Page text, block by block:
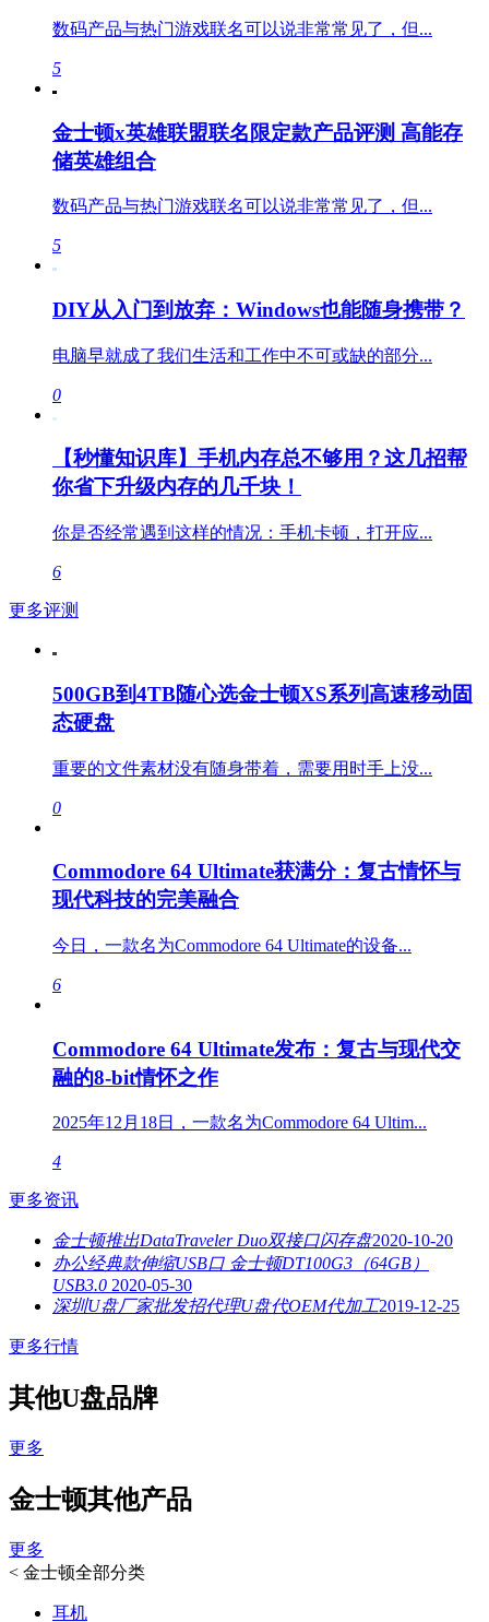
数码产品与热门游戏联名可以说非常常见了，但...
5
金士顿x英雄联盟联名限定款产品评测 高能存
储英雄组合
数码产品与热门游戏联名可以说非常常见了，但...
5
DIY从入门到放弃：Windows也能随身携带？
电脑早就成了我们生活和工作中不可或缺的部分...
0
【秒懂知识库】手机内存总不够用？这几招帮
你省下升级内存的几千块！
你是否经常遇到这样的情况：手机卡顿，打开应...
6
更多评测
500GB到4TB随心选金士顿XS系列高速移动固
态硬盘
重要的文件素材没有随身带着，需要用时手上没...
0
Commodore 64 Ultimate获满分：复古情怀与
现代科技的完美融合
今日，一款名为Commodore 64 Ultimate的设备...
6
Commodore 64 Ultimate发布：复古与现代交
融的8-bit情怀之作
2025年12月18日，一款名为Commodore 64 Ultim...
4
更多资讯
金士顿推出DataTraveler Duo双接口闪存盘2020-10-20
办公经典款伸缩USB口 金士顿DT100G3（64GB）
USB3.0 2020-05-30
深圳U盘厂家批发招代理U盘代OEM代加工2019-12-25
更多行情
其他U盘品牌
更多
金士顿其他产品
更多
< 金士顿全部分类
耳机